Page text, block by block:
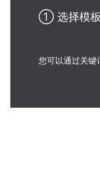
① 选择模
您可以通过关键